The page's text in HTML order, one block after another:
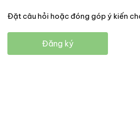
Đặt câu hỏi hoặc đóng góp ý kiến
Đăng ký